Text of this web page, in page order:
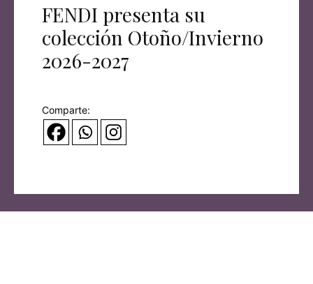
FENDI presenta su
colección Otoño/Invierno
2026-2027
Comparte: